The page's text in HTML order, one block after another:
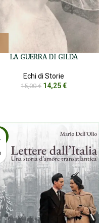
LA GUERRA DI GILDA
Echi di Storie
15,00€ 14,25€